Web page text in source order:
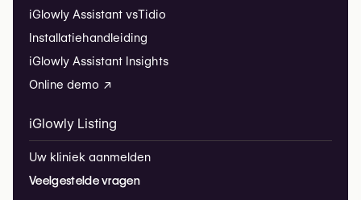
iGlowly Assistant vsTidio
Installatiehandleiding
iGlowly Assistant Insights
Online demo ↗
iGlowly Listing
Uw kliniek aanmelden
Veelgestelde vragen